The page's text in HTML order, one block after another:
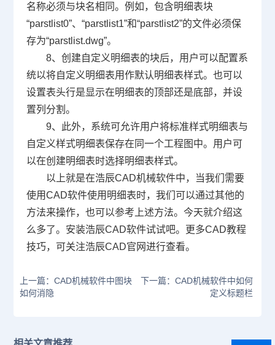
名称必须与块名相同。例如，包含明细表块
“parstlist0”、“parstlist1”和“parstlist2”的文件必须保
存为“parstlist.dwg”。
8、创建自定义明细表的块后，用户可以配置系
统以将自定义明细表用作默认明细表样式。也可以
设置表头行是显示在明细表的顶部还是底部，并设
置列分割。
9、此外，系统可允许用户将标准样式明细表与
自定义样式明细表保存在同一个工程图中。用户可
以在创建明细表时选择明细表样式。
以上就是在浩辰CAD机械软件中，当我们需要
使用CAD软件使用明细表时，我们可以通过其他的
方法来操作，也可以参考上述方法。今天就介绍这
么多了。安装浩辰CAD软件试试吧。更多CAD教程
技巧，可关注浩辰CAD官网进行查看。
上一篇：CAD机械软件中图块
如何消隐
下一篇：CAD机械软件中如何
定义标题栏